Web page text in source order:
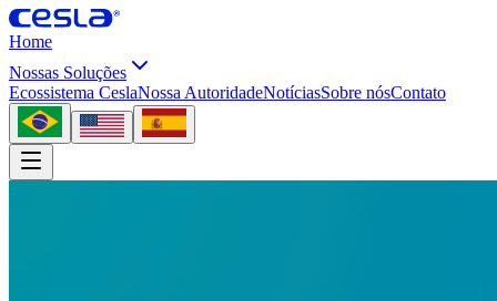
Home
Nossas Soluções
Ecossistema CeslaNossa AutoridadeNotíciasSobre nósContato